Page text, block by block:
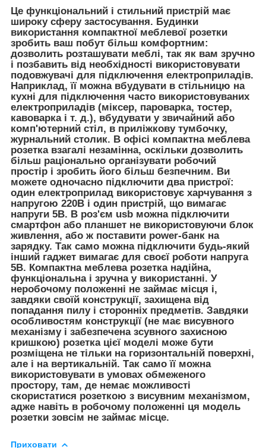
Це функціональний і стильний пристрій має
широку сферу застосування. Будинки
використання компактної меблевої розетки
зробить ваш побут більш комфортним:
дозволить розташувати меблі, так як вам зручно
і позбавить від необхідності використовувати
подовжувачі для підключення електроприладів.
Наприклад, її можна вбудувати в стільницю на
кухні для підключення часто використовуваних
електроприладів (міксер, пароварка, тостер,
кавоварка і т. д.), вбудувати у звичайний або
комп'ютерний стіл, в приліжкову тумбочку,
журнальний столик. В офісі компактна меблева
розетка взагалі незамінна, оскільки дозволить
більш раціонально організувати робочий
простір і зробить його більш безпечним. Ви
можете одночасно підключити два пристрої:
один електроприлад використовує харчування з
напругою 220В і один пристрій, що вимагає
напруги 5В. В роз'єм usb можна підключити
смартфон або планшет не використовуючи блок
живлення, або ж поставити power-банк на
зарядку. Так само можна підключити будь-який
інший гаджет вимагає для своєї роботи напруга
5В. Компактна меблева розетка надійна,
функціональна і зручна у використанні. У
неробочому положенні не займає місця і,
завдяки своїй конструкції, захищена від
попадання пилу і сторонніх предметів. Завдяки
особливостям конструкції (не має висувного
механізму і забезпечена зсувного захисною
кришкою) розетка цієї моделі може бути
розміщена не тільки на горизонтальній поверхні,
але і на вертикальній. Так само її можна
використовувати в умовах обмеженого
простору, там, де немає можливості
скористатися розеткою з висувним механізмом,
адже навіть в робочому положенні ця модель
розетки зовсім не займає місце.
Приховати